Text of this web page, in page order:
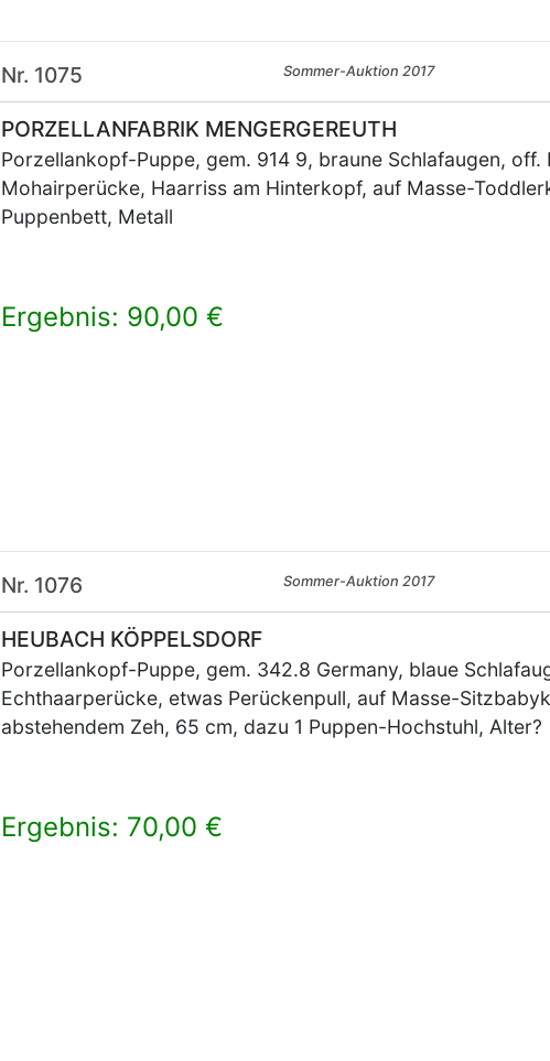
Nr. 1075 Sommer-Auktion 2017
PORZELLANFABRIK MENGERGEREUTH
Porzellankopf-Puppe, gem. 914 9, braune Schlafaugen, off.
Mohairperücke, Haarriss am Hinterkopf, auf Masse-
Puppenbett, Metall
Ergebnis: 90,00 €
Nr. 1076 Sommer-Auktion 2017
HEUBACH KÖPPELSDORF
Porzellankopf-Puppe, gem. 342.8 Germany, blaue
Echthaarperücke, etwas Perückenpull, auf Masse-
abstehendem Zeh, 65 cm, dazu 1 Puppen-Hochstuhl, Alter?
Ergebnis: 70,00 €